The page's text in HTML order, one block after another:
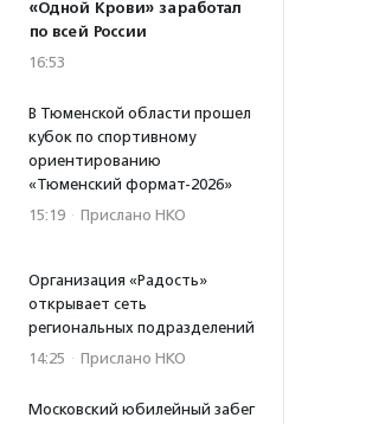
«Одной Крови» заработал
по всей России
16:53
В Тюменской области прошел
кубок по спортивному
ориентированию
«Тюменский формат-2026»
15:19 · Прислано НКО
Организация «Радость»
открывает сеть
региональных подразделений
14:25 · Прислано НКО
Московский юбилейный забег